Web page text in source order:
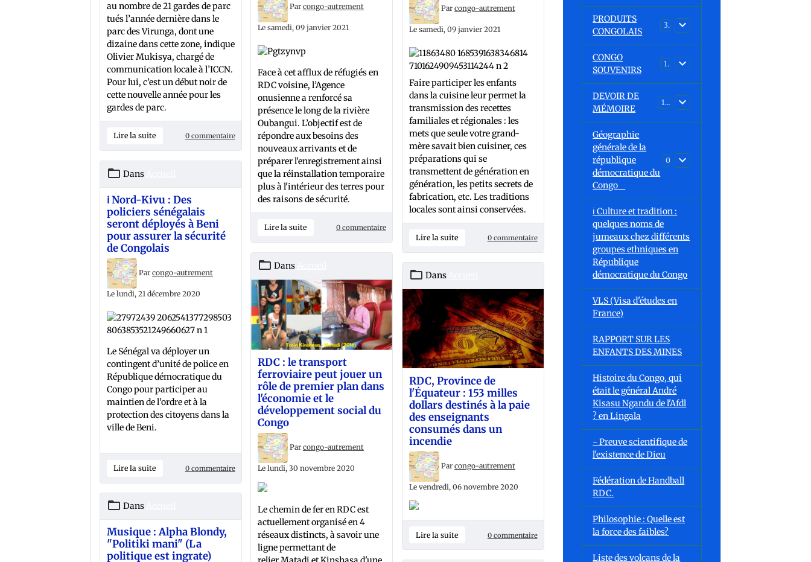
au nombre de 21 gardes de parc
tués l’année dernière dans le
parc des Virunga, dont une
dizaine dans cette zone, indique
Olivier Mukisya, chargé de
communication locale à l’ICCN.
Pour lui, c’est un début noir de
cette nouvelle année pour les
gardes de parc.
Lire la suite 0 commentaire
Par congo-autrement
Le samedi, 09 janvier 2021
Faire participer les enfants
dans la cuisine leur permet la
transmission des recettes
familiales et régionales : les
mets que seule votre grand-
mère savait bien cuisiner, ces
préparations qui se
transmettent de génération en
génération, les petits secrets de
fabrication, etc. Les traditions
locales sont ainsi conservées.
Lire la suite 0 commentaire
Par congo-autrement
Le samedi, 09 janvier 2021
Face à cet afflux de réfugiés en
RDC voisine, l’Agence
onusienne a renforcé sa
présence le long de la rivière
Oubangui. L’objectif est de
répondre aux besoins des
nouveaux arrivants et de
préparer l'enregistrement ainsi
que la réinstallation temporaire
plus à l'intérieur des terres pour
des raisons de sécurité.
Lire la suite 0 commentaire
Dans
ℹ️ Nord-Kivu : Des
policiers sénégalais
seront déployés à Beni
pour assurer la sécurité
de Congolais
Par congo-autrement
Le lundi, 21 décembre 2020
Le Sénégal va déployer un
contingent d’unité de police en
République démocratique du
Congo pour participer au
maintien de l’ordre et à la
protection des citoyens dans la
ville de Beni.
Lire la suite 0 commentaire
Dans
RDC : le transport
ferroviaire peut jouer un
rôle de premier plan dans
l'économie et le
développement social du
Congo
Par congo-autrement
Le lundi, 30 novembre 2020
Le chemin de fer en RDC est
actuellement organisé en 4
réseaux distincts, à savoir une
ligne permettant de
Dans
RDC, Province de
l'Équateur : 153 milles
dollars destinés à la paie
des enseignants
consumés dans un
incendie
Par congo-autrement
Le vendredi, 06 novembre 2020
Lire la suite 0 commentaire
Dans
Musique : Alpha Blondy,
"Politiki mani" (La
politique est ingrate)
PRODUITS
CONGOLAIS
3
CONGO
SOUVENIRS
1
DEVOIR DE
MÉMOIRE
13
Géographie
générale de la
république
démocratique du
Congo
ℹ️ Culture et tradition :
quelques noms de
jumeaux chez différents
groupes ethniques en
République
démocratique du Congo
VLS (Visa d'études en
France)
RAPPORT SUR LES
ENFANTS DES MINES
Histoire du Congo, qui
était le général André
Kisasu Ngandu de l'Afdl
? en Lingala
- Preuve scientifique de
l'existence de Dieu
Fédération de Handball
RDC.
Philosophie : Quelle est
la force des faibles?
Liste des volcans de la